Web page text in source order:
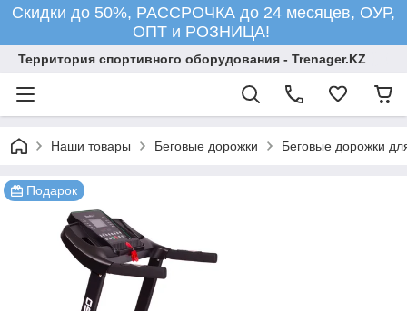
Скидки до 50%, РАССРОЧКА до 24 месяцев, ОУР,
ОПТ и РОЗНИЦА!
Территория спортивного оборудования - Trenager.KZ
Наши товары Беговые дорожки Беговые дорожки
Подарок